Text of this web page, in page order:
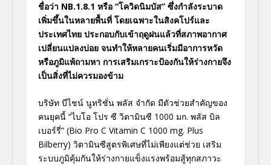
ชื่อว่า NB.1.8.1 หรือ “โควิดนิมบัส” ซึ่งกำลังระบาด
เพิ่มขึ้นในหลายพื้นที่ โดยเฉพาะในสิงคโปร์และ
ประเทศไทย ประกอบกับเข้าฤดูฝนแล้วที่สภาพอากาศ
เปลี่ยนแปลงบ่อย จนทำให้หลายคนเริ่มมีอาการหวัด
หรือภูมิแพ้ถามหา การเสริมเกราะป้องกันให้ร่างกายจึง
เป็นสิ่งที่ไม่ควรมองข้าม
บริษัท บีไชน์ นูทริชั่น พลัส จำกัด มีตัวช่วยสำคัญของ
คนยุคนี้ “ไบโอ โปร ซี วิตามินซี 1000 มก. พลัส บิล
เบอร์รี่” (Bio Pro C Vitamin C 1000 mg. Plus
Bilberry) วิตามินซีสูตรพิเศษที่ไม่เพียงแต่ช่วย เสริม
ระบบภูมิคุ้มกันให้ร่างกายแข็งแรงพร้อมสู้ทุกสภาวะ